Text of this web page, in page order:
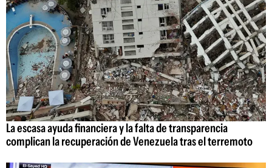
La escasa ayuda financiera y la falta de transparencia
complican la recuperación de Venezuela tras el terremoto